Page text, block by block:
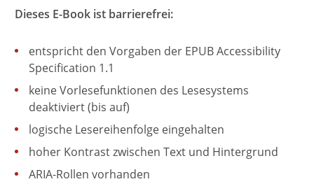
Dieses E-Book ist barrierefrei:
entspricht den Vorgaben der EPUB Accessibility
Specification 1.1
keine Vorlesefunktionen des Lesesystems
deaktiviert (bis auf)
logische Lesereihenfolge eingehalten
hoher Kontrast zwischen Text und Hintergrund
ARIA-Rollen vorhanden